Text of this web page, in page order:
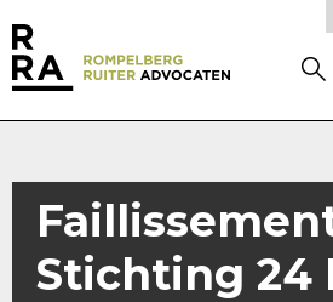
Stichting 24